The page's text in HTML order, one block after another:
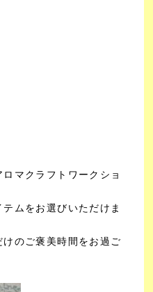
マクラフトワークショ
ムをお選びいただけま
のご褒美時間をお過ご